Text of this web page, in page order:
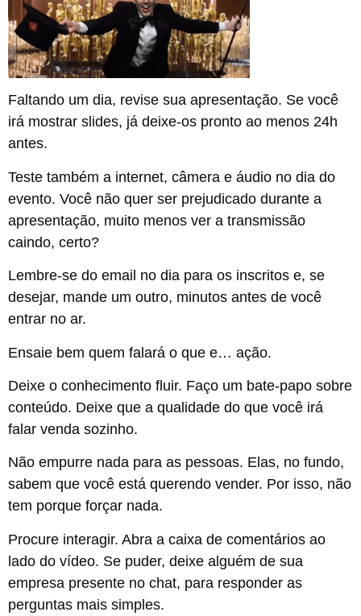
Faltando um dia, revise sua apresentação. Se você
irá mostrar slides, já deixe-os pronto ao menos 24h
antes.
Teste também a internet, câmera e áudio no dia do
evento. Você não quer ser prejudicado durante a
apresentação, muito menos ver a transmissão
caindo, certo?
Lembre-se do email no dia para os inscritos e, se
desejar, mande um outro, minutos antes de você
entrar no ar.
Ensaie bem quem falará o que e… ação.
Deixe o conhecimento fluir. Faço um bate-papo sobre
conteúdo. Deixe que a qualidade do que você irá
falar venda sozinho.
Não empurre nada para as pessoas. Elas, no fundo,
sabem que você está querendo vender. Por isso, não
tem porque forçar nada.
Procure interagir. Abra a caixa de comentários ao
lado do vídeo. Se puder, deixe alguém de sua
empresa presente no chat, para responder as
perguntas mais simples.